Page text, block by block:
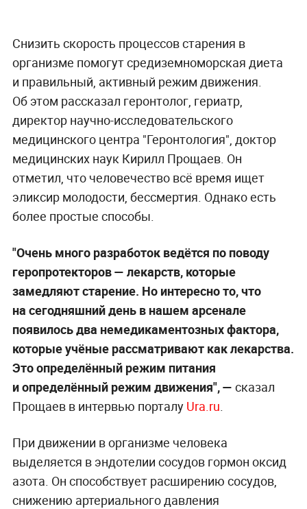
Снизить скорость процессов старения в
организме помогут средиземноморская диета
и правильный, активный режим движения.
Об этом рассказал геронтолог, гериатр,
директор научно-исследовательского
медицинского центра "Геронтология", доктор
медицинских наук Кирилл Прощаев. Он
отметил, что человечество всё время ищет
эликсир молодости, бессмертия. Однако есть
более простые способы.
"Очень много разработок ведётся по поводу
геропротекторов — лекарств, которые
замедляют старение. Но интересно то, что
на сегодняшний день в нашем арсенале
появилось два немедикаментозных фактора,
которые учёные рассматривают как лекарства.
Это определённый режим питания
и определённый режим движения", — сказал
Прощаев в интервью порталу Ura.ru
При движении в организме человека
выделяется в эндотелии сосудов гормон оксид
азота. Он способствует расширению сосудов,
снижению артериального давления